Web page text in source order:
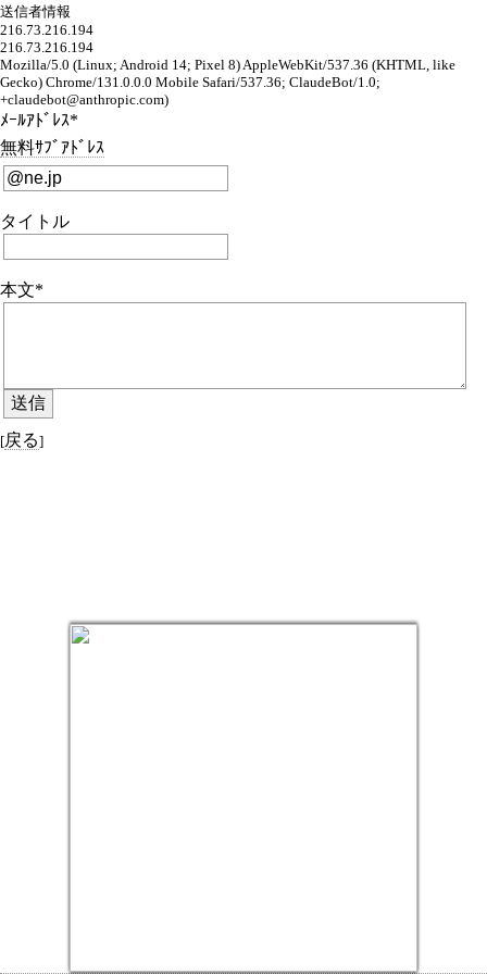
送信者情報
216.73.216.194
216.73.216.194
Mozilla/5.0 (Linux; Android 14; Pixel 8) AppleWebKit/537.36 (KHTML, like
Gecko) Chrome/131.0.0.0 Mobile Safari/537.36; ClaudeBot/1.0;
+claudebot@anthropic.com)
ﾒｰﾙｱﾄﾞﾚｽ*
無料ｻﾌﾞｱﾄﾞﾚｽ
タイトル
本文*
[戻る]